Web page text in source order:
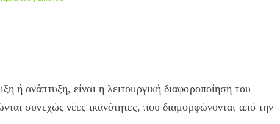
ή ανάπτυξη, είναι η λειτουργική διαφοροποίηση του
συνεχώς νέες ικανότητες, που διαμορφώνονται από την